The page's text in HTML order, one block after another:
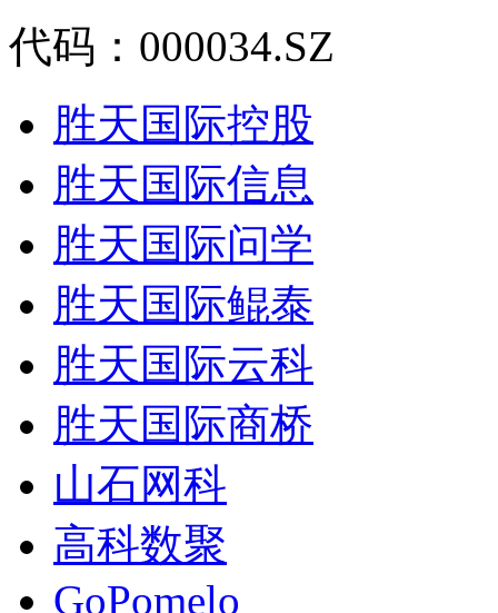
代码：000034.SZ
胜天国际控股
胜天国际信息
胜天国际问学
胜天国际鲲泰
胜天国际云科
胜天国际商桥
山石网科
高科数聚
GoPomelo